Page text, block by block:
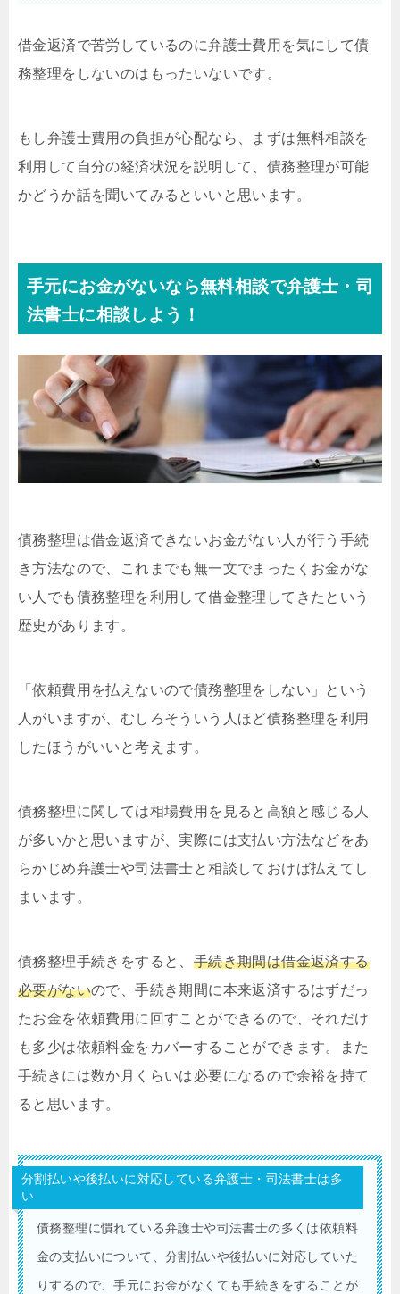
借金返済で苦労しているのに弁護士費用を気にして債
務整理をしないのはもったいないです。
もし弁護士費用の負担が心配なら、まずは無料相談を
利用して自分の経済状況を説明して、債務整理が可能
かどうか話を聞いてみるといいと思います。
手元にお金がないなら無料相談で弁護士・司
法書士に相談しよう！
債務整理は借金返済できないお金がない人が行う手続
き方法なので、これまでも無一文でまったくお金がな
い人でも債務整理を利用して借金整理してきたという
歴史があります。
「依頼費用を払えないので債務整理をしない」という
人がいますが、むしろそういう人ほど債務整理を利用
したほうがいいと考えます。
債務整理に関しては相場費用を見ると高額と感じる人
が多いかと思いますが、実際には支払い方法などをあ
らかじめ弁護士や司法書士と相談しておけば払えてし
まいます。
債務整理手続きをすると、 手続き期間は借金返済する
必要がないので、手続き期間に本来返済するはずだっ
たお金を依頼費用に回すことができるので、それだけ
も多少は依頼料金をカバーすることができます。また
手続きには数か月くらいは必要になるので余裕を持て
ると思います。
分割払いや後払いに対応している弁護士・司法書士は多
い
債務整理に慣れている弁護士や司法書士の多くは依頼料
金の支払いについて、分割払いや後払いに対応していた
りするので、手元にお金がなくても手続きをすることが